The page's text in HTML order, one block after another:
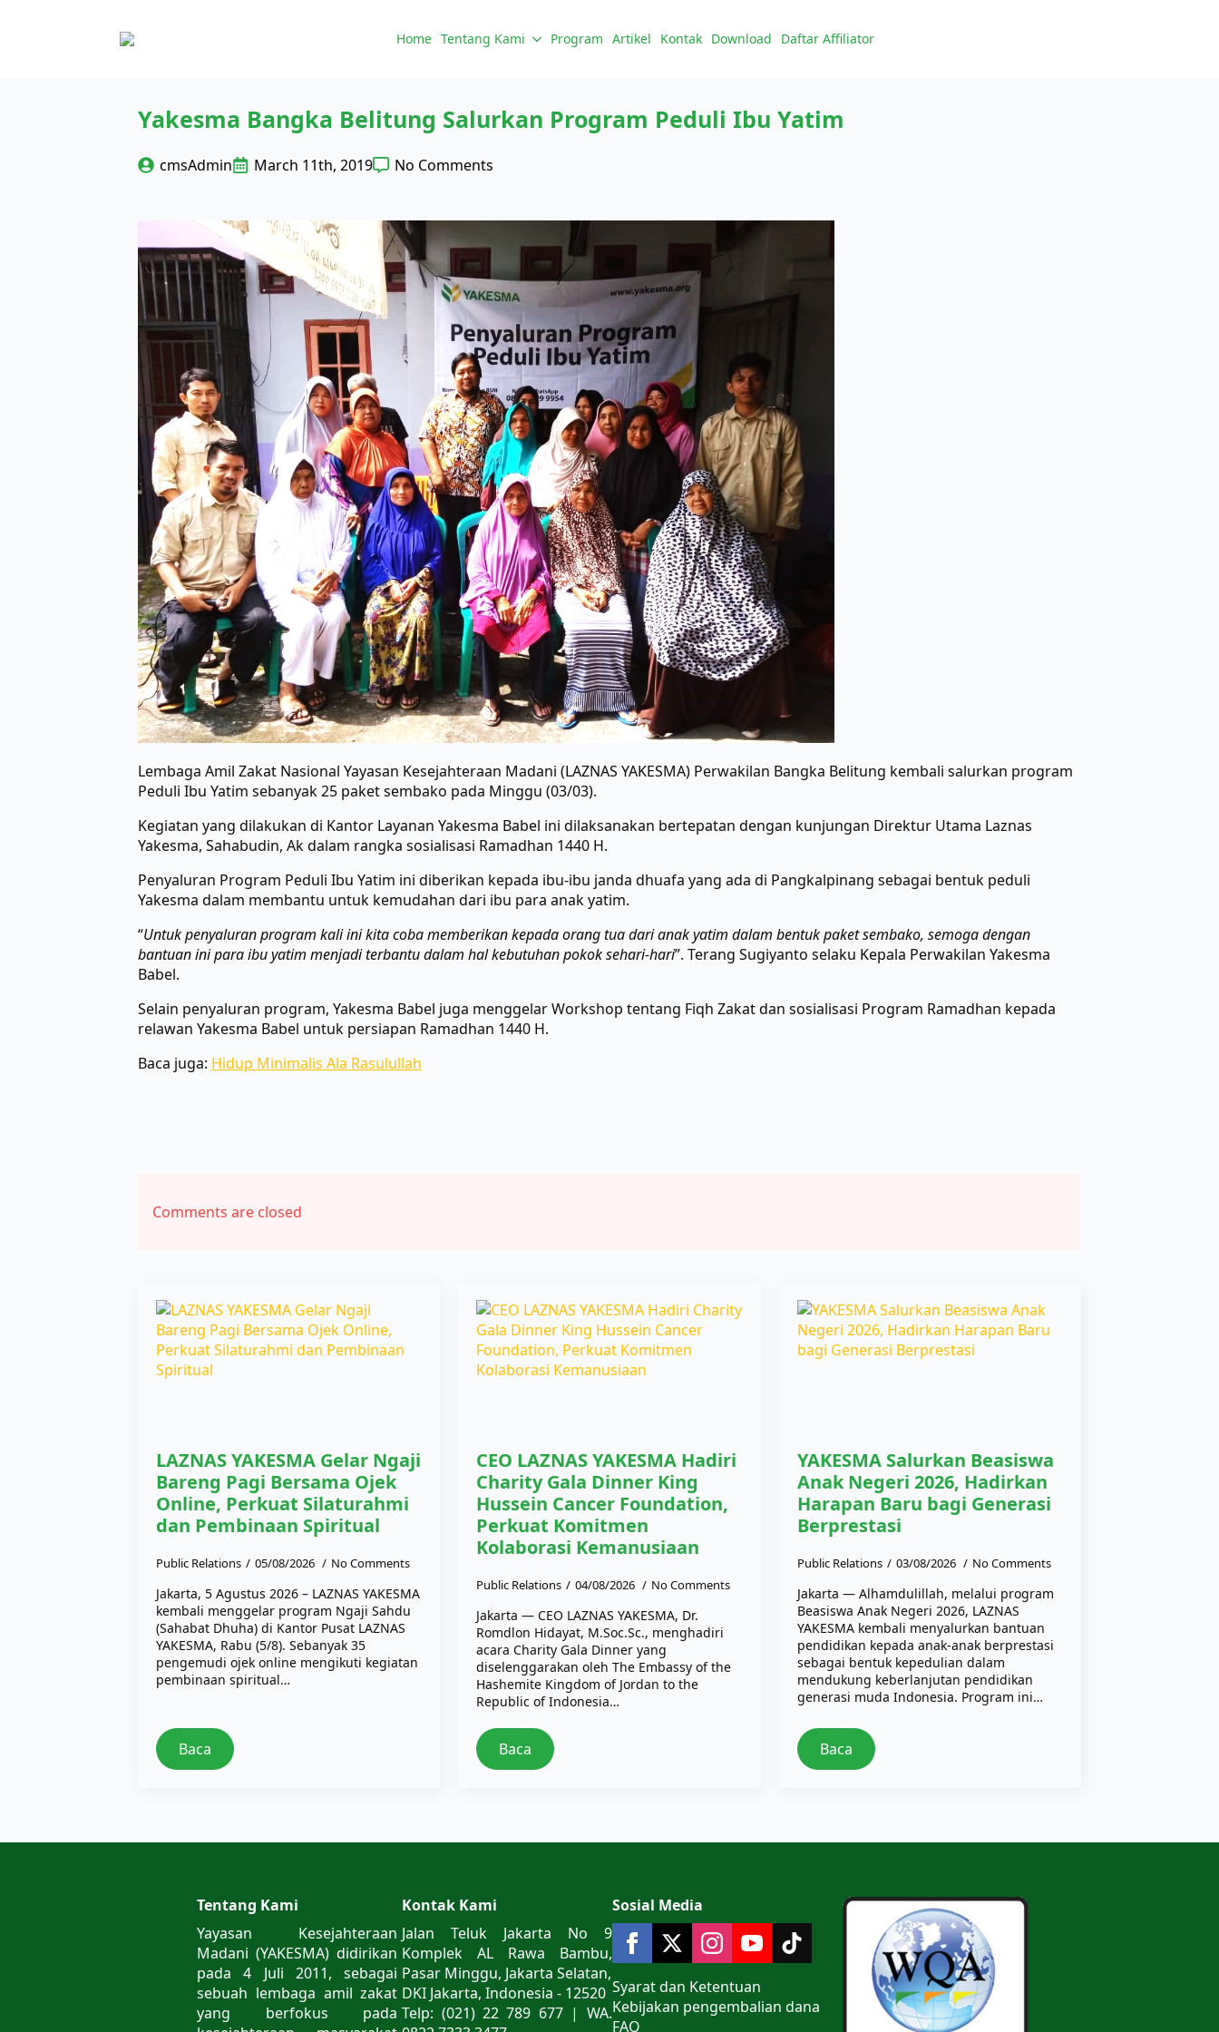
Home Tentang Kami Program Artikel Kontak Download Daftar Affiliator
Yakesma Bangka Belitung Salurkan Program Peduli Ibu Yatim
cmsAdmin March 11th, 2019 No Comments
Lembaga Amil Zakat Nasional Yayasan Kesejahteraan Madani (LAZNAS YAKESMA) Perwakilan Bangka Belitung kembali salurkan program
Peduli Ibu Yatim sebanyak 25 paket sembako pada Minggu (03/03).
Kegiatan yang dilakukan di Kantor Layanan Yakesma Babel ini dilaksanakan bertepatan dengan kunjungan Direktur Utama Laznas
Yakesma, Sahabudin, Ak dalam rangka sosialisasi Ramadhan 1440 H.
Penyaluran Program Peduli Ibu Yatim ini diberikan kepada ibu-ibu janda dhuafa yang ada di Pangkalpinang sebagai bentuk peduli
Yakesma dalam membantu untuk kemudahan dari ibu para anak yatim.
“Untuk penyaluran program kali ini kita coba memberikan kepada orang tua dari anak yatim dalam bentuk paket sembako, semoga dengan
bantuan ini para ibu yatim menjadi terbantu dalam hal kebutuhan pokok sehari-hari”. Terang Sugiyanto selaku Kepala Perwakilan Yakesma
Babel.
Selain penyaluran program, Yakesma Babel juga menggelar Workshop tentang Fiqh Zakat dan sosialisasi Program Ramadhan kepada
relawan Yakesma Babel untuk persiapan Ramadhan 1440 H.
Baca juga: Hidup Minimalis Ala Rasulullah
Comments are closed
LAZNAS YAKESMA Gelar Ngaji
Bareng Pagi Bersama Ojek
Online, Perkuat Silaturahmi
dan Pembinaan Spiritual
Public Relations 05/08/2026 No Comments
Jakarta, 5 Agustus 2026 – LAZNAS YAKESMA
kembali menggelar program Ngaji Sahdu
(Sahabat Dhuha) di Kantor Pusat LAZNAS
YAKESMA, Rabu (5/8). Sebanyak 35
pengemudi ojek online mengikuti kegiatan
pembinaan spiritual…
Baca
CEO LAZNAS YAKESMA Hadiri
Charity Gala Dinner King
Hussein Cancer Foundation,
Perkuat Komitmen
Kolaborasi Kemanusiaan
Public Relations 04/08/2026 No Comments
Jakarta — CEO LAZNAS YAKESMA, Dr.
Romdlon Hidayat, M.Soc.Sc., menghadiri
acara Charity Gala Dinner yang
diselenggarakan oleh The Embassy of the
Hashemite Kingdom of Jordan to the
Republic of Indonesia…
Baca
YAKESMA Salurkan Beasiswa
Anak Negeri 2026, Hadirkan
Harapan Baru bagi Generasi
Berprestasi
Public Relations 03/08/2026 No Comments
Jakarta — Alhamdulillah, melalui program
Beasiswa Anak Negeri 2026, LAZNAS
YAKESMA kembali menyalurkan bantuan
pendidikan kepada anak-anak berprestasi
sebagai bentuk kepedulian dalam
mendukung keberlanjutan pendidikan
generasi muda Indonesia. Program ini…
Baca
Tentang Kami
Yayasan Kesejahteraan
Madani (YAKESMA) didirikan
pada 4 Juli 2011, sebagai
sebuah lembaga amil zakat
yang berfokus pada
Kontak Kami
Jalan Teluk Jakarta No 9
Komplek AL Rawa Bambu,
Pasar Minggu, Jakarta Selatan,
DKI Jakarta, Indonesia - 12520
Telp: (021) 22 789 677 | WA.
Sosial Media
Syarat dan Ketentuan
Kebijakan pengembalian dana
FAQ